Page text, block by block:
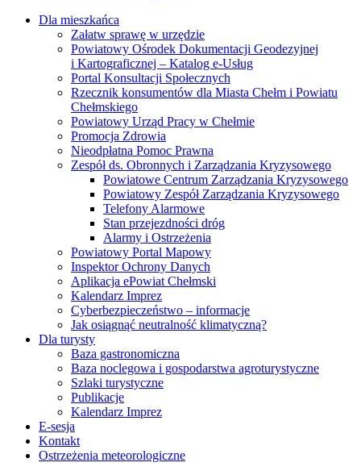
Dla mieszkańca
Załatw sprawę w urzędzie
Powiatowy Ośrodek Dokumentacji Geodezyjnej
i Kartograficznej – Katalog e-Usług
Portal Konsultacji Społecznych
Rzecznik konsumentów dla Miasta Chełm i Powiatu
Chełmskiego
Powiatowy Urząd Pracy w Chełmie
Promocja Zdrowia
Nieodpłatna Pomoc Prawna
Zespół ds. Obronnych i Zarządzania Kryzysowego
Powiatowe Centrum Zarządzania Kryzysowego
Powiatowy Zespół Zarządzania Kryzysowego
Telefony Alarmowe
Stan przejezdności dróg
Alarmy i Ostrzeżenia
Powiatowy Portal Mapowy
Inspektor Ochrony Danych
Aplikacja ePowiat Chełmski
Kalendarz Imprez
Cyberbezpieczeństwo – informacje
Jak osiągnąć neutralność klimatyczną?
Dla turysty
Baza gastronomiczna
Baza noclegowa i gospodarstwa agroturystyczne
Szlaki turystyczne
Publikacje
Kalendarz Imprez
E-sesja
Kontakt
Ostrzeżenia meteorologiczne